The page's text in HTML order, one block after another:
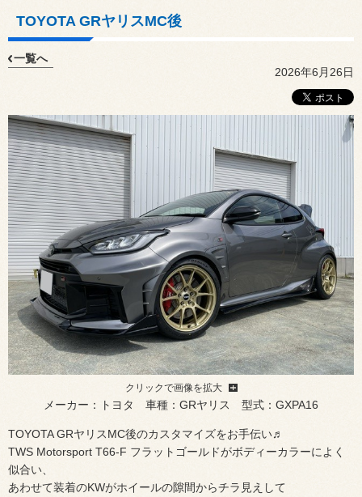
TOYOTA GRヤリスMC後
一覧へ
2026年6月26日
クリックで画像を拡大
メーカー：トヨタ 車種：GRヤリス 型式：GXPA16
TOYOTA GRヤリスMC後のカスタマイズをお手伝い♬
TWS Motorsport T66-F フラットゴールドがボディーカラーによく
似合い、
あわせて装着のKWがホイールの隙間からチラ見えして